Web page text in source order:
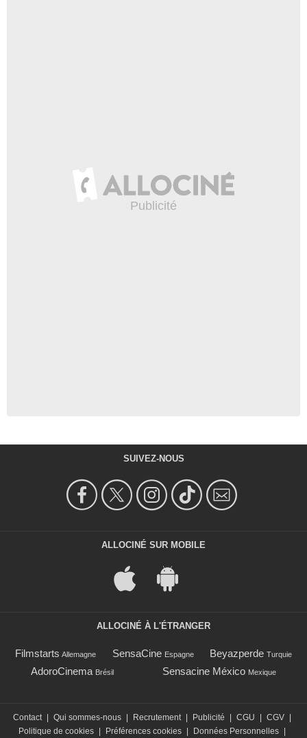
SUIVEZ-NOUS
ALLOCINÉ SUR MOBILE
ALLOCINÉ À L'ÉTRANGER
Filmstarts Allemagne SensaCine Espagne Beyazperde Turquie
AdoroCinema Brésil Sensacine México Mexique
Contact | Qui sommes-nous | Recrutement | Publicité | CGU | CGV |
Politique de cookies | Préférences cookies | Données Personnelles |